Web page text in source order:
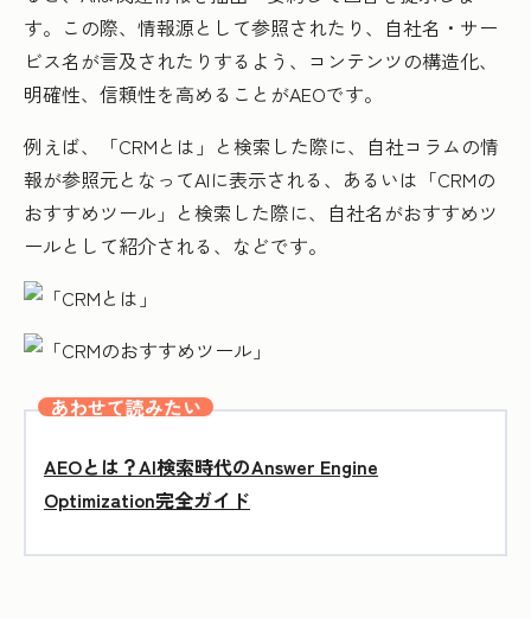
す。この際、情報源として参照されたり、自社名・サー
ビス名が言及されたりするよう、コンテンツの構造化、
明確性、信頼性を高めることがAEOです。
例えば、「CRMとは」と検索した際に、自社コラムの情
報が参照元となってAIに表示される、あるいは「CRMの
おすすめツール」と検索した際に、自社名がおすすめツ
ールとして紹介される、などです。
あわせて読みたい
AEOとは？AI検索時代のAnswer Engine
Optimization完全ガイド